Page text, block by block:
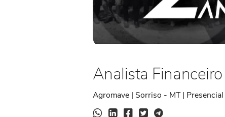
Analista
Agromave | Sorriso - MT | Presencial